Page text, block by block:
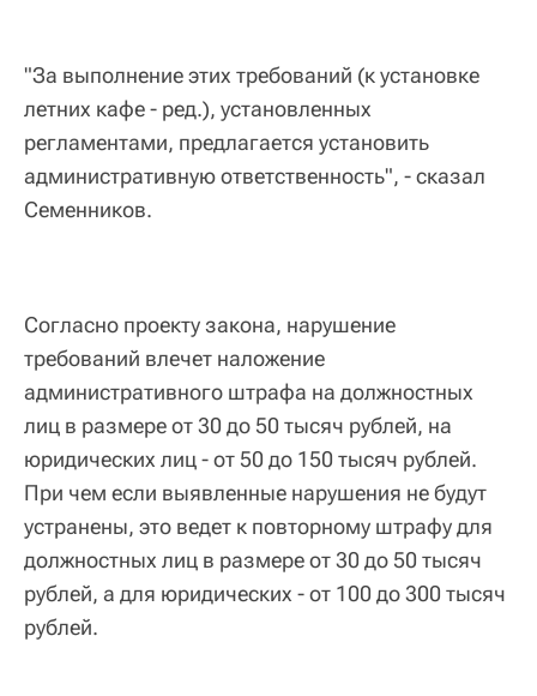
"За выполнение этих требований (к установке
летних кафе - ред.), установленных
регламентами, предлагается установить
административную ответственность", - сказал
Семенников.
Согласно проекту закона, нарушение
требований влечет наложение
административного штрафа на должностных
лиц в размере от 30 до 50 тысяч рублей, на
юридических лиц - от 50 до 150 тысяч рублей.
При чем если выявленные нарушения не будут
устранены, это ведет к повторному штрафу для
должностных лиц в размере от 30 до 50 тысяч
рублей, а для юридических - от 100 до 300 тысяч
рублей.